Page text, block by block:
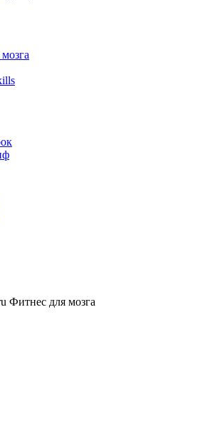
Фитнес для мозга